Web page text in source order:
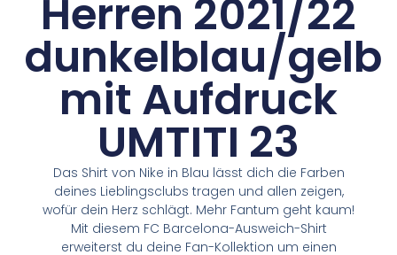
Herren 2021/22
dunkelblau/gelb
mit Aufdruck
UMTITI 23
Das Shirt von Nike in Blau lässt dich die Farben
deines Lieblingsclubs tragen und allen zeigen,
wofür dein Herz schlägt. Mehr Fantum geht kaum!
Mit diesem FC Barcelona-Ausweich-Shirt
erweiterst du deine Fan-Kollektion um einen